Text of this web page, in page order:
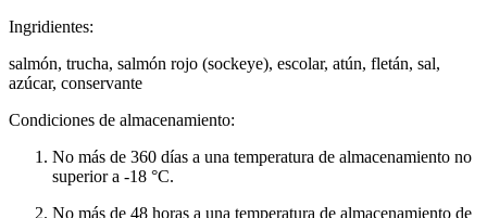
Ingridientes:
salmón, trucha, salmón rojo (sockeye), escolar, atún, fletán, sal,
azúcar, conservante
Condiciones de almacenamiento:
No más de 360 días a una temperatura de almacenamiento no
superior a -18 °C.
No más de 48 horas a una temperatura de almacenamiento de